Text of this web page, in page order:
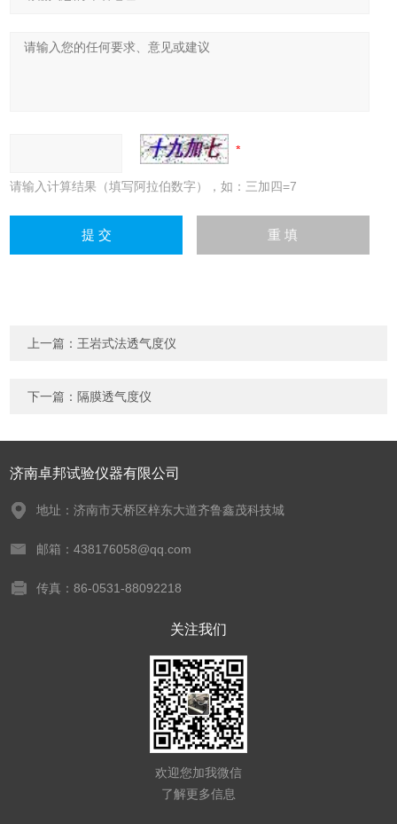
请输入计算结果（填写阿拉伯数字），如：三加四=7
上一篇： 王岩式法透气度仪
下一篇： 隔膜透气度仪
济南卓邦试验仪器有限公司
地址：济南市天桥区梓东大道齐鲁鑫茂科技城
邮箱：438176058@qq.com
传真：86-0531-88092218
关注我们
欢迎您加我微信
了解更多信息